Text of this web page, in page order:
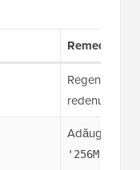
Remediere
Regenerați
redenumiți
Adăugați
'256M');